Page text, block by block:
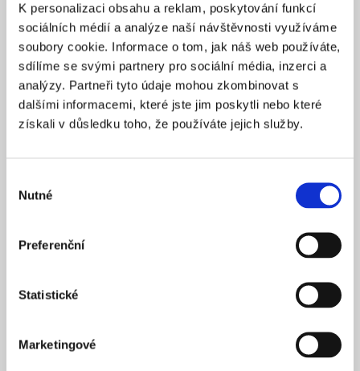
K personalizaci obsahu a reklam, poskytování funkcí
sociálních médií a analýze naší návštěvnosti využíváme
soubory cookie. Informace o tom, jak náš web používáte,
sdílíme se svými partnery pro sociální média, inzerci a
analýzy. Partneři tyto údaje mohou zkombinovat s
dalšími informacemi, které jste jim poskytli nebo které
získali v důsledku toho, že používáte jejich služby.
souhlasu
Nutné
Preferenční
Statistické
Marketingové
SÍDLO
ZALOŽENO 2025
CENA OD * 15 900 Kč
REZERVOVAT
KAPITÁL 20 000 Kč
ZALOŽENO 2025
NÁZEV SPOLEČNOSTI